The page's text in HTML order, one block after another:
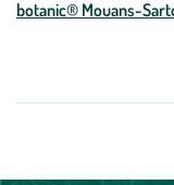
botanic® Mouans-